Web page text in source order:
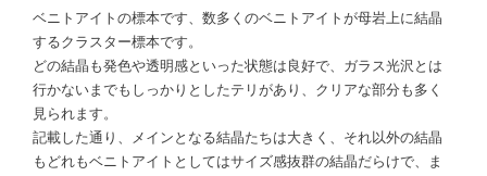
ベニトアイトの標本です、数多くのベニトアイトが母岩上に結晶
するクラスター標本です。
どの結晶も発色や透明感といった状態は良好で、ガラス光沢とは
行かないまでもしっかりとしたテリがあり、クリアな部分も多く
見られます。
記載した通り、メインとなる結晶たちは大きく、それ以外の結晶
もどれもベニトアイトとしてはサイズ感抜群の結晶だらけで、ま